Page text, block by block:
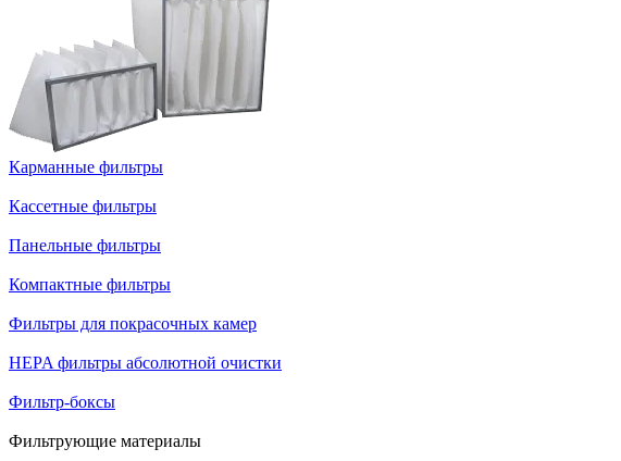
Карманные фильтры
Кассетные фильтры
Панельные фильтры
Компактные фильтры
Фильтры для покрасочных камер
HEPA фильтры абсолютной очистки
Фильтр-боксы
Фильтрующие материалы